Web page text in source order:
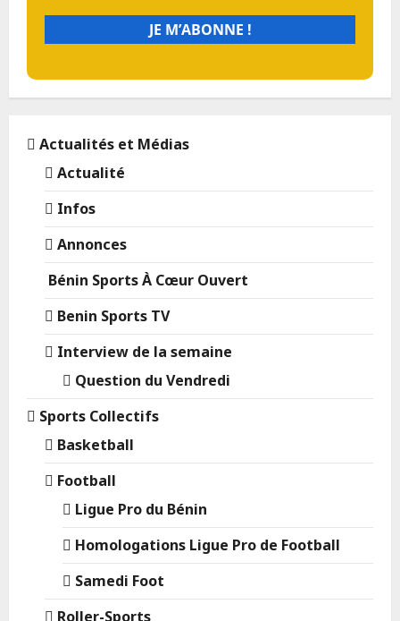
Actualités et Médias
Actualité
Infos
Annonces
Bénin Sports À Cœur Ouvert
Benin Sports TV
Interview de la semaine
Question du Vendredi
Sports Collectifs
Basketball
Football
Ligue Pro du Bénin
Homologations Ligue Pro de Football
Samedi Foot
Roller-Sports